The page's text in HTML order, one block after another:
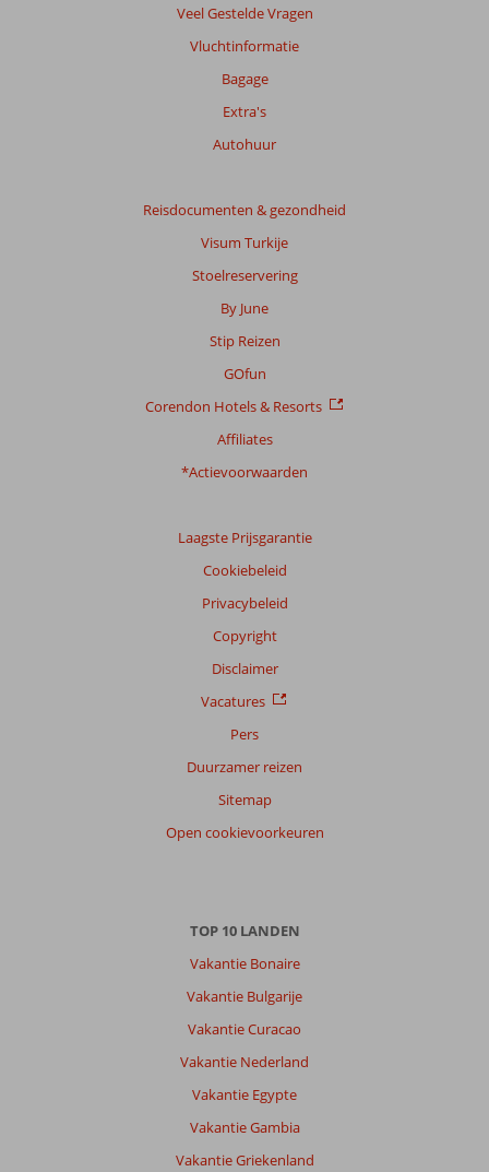
Veel Gestelde Vragen
Vluchtinformatie
Bagage
Extra's
Autohuur
Reisdocumenten & gezondheid
Visum Turkije
Stoelreservering
By June
Stip Reizen
GOfun
Corendon Hotels & Resorts
Affiliates
*Actievoorwaarden
Laagste Prijsgarantie
Cookiebeleid
Privacybeleid
Copyright
Disclaimer
Vacatures
Pers
Duurzamer reizen
Sitemap
Open cookievoorkeuren
TOP 10 LANDEN
Vakantie Bonaire
Vakantie Bulgarije
Vakantie Curacao
Vakantie Nederland
Vakantie Egypte
Vakantie Gambia
Vakantie Griekenland